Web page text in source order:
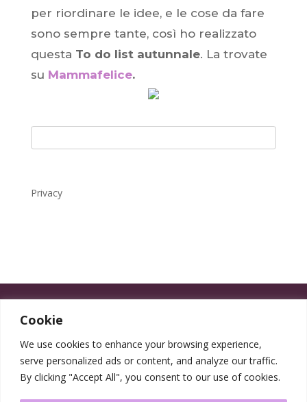
Cookie
We use cookies to enhance your browsing experience,
serve personalized ads or content, and analyze our traffic.
By clicking "Accept All", you consent to our use of cookies.
per riordinare le idee, e le cose da fare
sono sempre tante, così ho realizzato
questa To do list autunnale. La trovate
su Mammafelice.
Privacy